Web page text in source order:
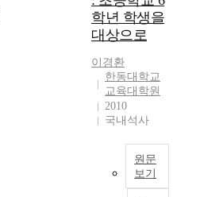
학년 학생을
대상으로
이경환
한동대학교
교육대학원
2010
국내석사
원문
보기